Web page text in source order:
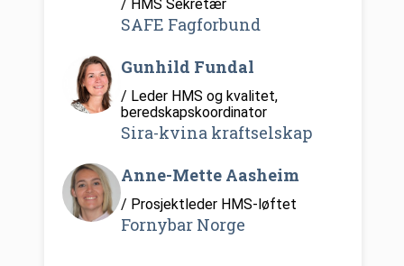
/ HMS Sekretær
SAFE Fagforbund
Gunhild Fundal
/ Leder HMS og kvalitet,
beredskapskoordinator
Sira-kvina kraftselskap
Anne-Mette Aasheim
/ Prosjektleder HMS-løftet
Fornybar Norge